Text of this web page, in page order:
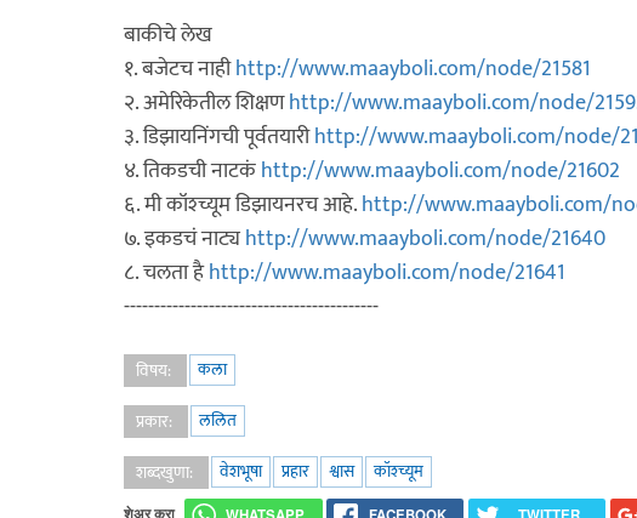
बाकीचे लेख
१. बजेटच नाहीhttp://www.maayboli.com/node/21581
२. अमेरिकेतील शिक्षणhttp://www.maayboli.com/node/
३. डिझायनिंगची पूर्वतयारीhttp://www.maayboli.com/node/
४. तिकडची नाटकंhttp://www.maayboli.com/node/21602
६. मी कॉश्च्यूम डिझायनरच आहे.http://www.maayboli.com/
७. इकडचं नाट्यhttp://www.maayboli.com/node/21640
८. चलता हैhttp://www.maayboli.com/node/21641
------------------------------------------
विषय:
कला
प्रकार:
ललित
शब्दखुणा:
वेशभूषा प्रहार श्वास कॉश्च्यूम
शेअर करा